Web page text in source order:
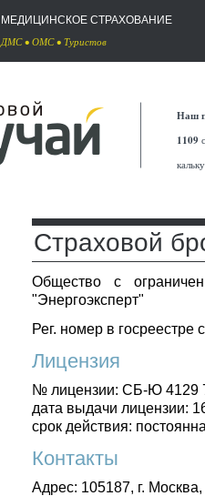
МЕДИЦИНСКОЕ СТРАХОВАНИЕ
ДМС• ОМС• Туристов
Наш
1109
Страховой
Общество с
"Энергоэксперт"
Рег. номер в госреестре
Лицензия
№ лицензии: СБ-Ю 4129
дата выдачи лицензии:
срок действия:
Контакты
Адрес: 105187, г.